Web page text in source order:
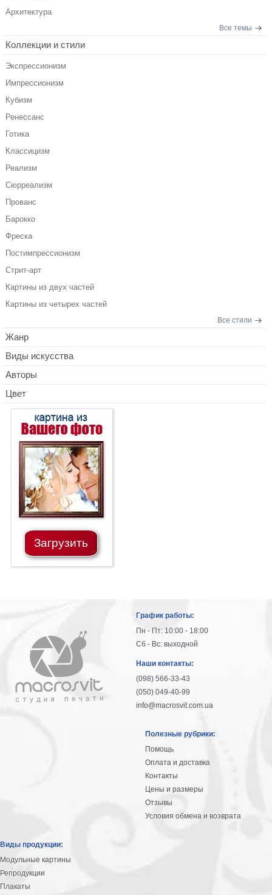
Архитектура
Все темы
Коллекции и стили
Экспрессионизм
Импрессионизм
Кубизм
Ренессанс
Готика
Классицизм
Реализм
Сюрреализм
Прованс
Барокко
Фреска
Постимпрессионизм
Стрит-арт
Картины из двух частей
Картины из четырех частей
Все стили
Жанр
Виды искусства
Авторы
Цвет
Загрузить
График работы:
Пн - Пт: 10:00 - 18:00
Сб - Вс: выходной
Наши контакты:
(098) 566-33-43
(050) 049-40-99
info@macrosvit.com.ua
Полезные рубрики:
Помощь
Оплата и доставка
Контакты
Цены и размеры
Отзывы
Условия обмена и возврата
Виды продукции:
Модульные картины
Репродукции
Плакаты